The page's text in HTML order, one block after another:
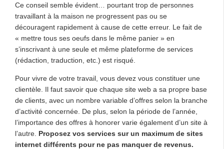
Ce conseil semble évident… pourtant trop de personnes
travaillant à la maison ne progressent pas ou se
découragent rapidement à cause de cette erreur. Le fait de
« mettre tous ses oeufs dans le même panier » en
s’inscrivant à une seule et même plateforme de services
(rédaction, traduction, etc.) est risqué.
Pour vivre de votre travail, vous devez vous constituer une
clientèle. Il faut savoir que chaque site web a sa propre base
de clients, avec un nombre variable d’offres selon la branche
d’activité concernée. De plus, selon la période de l’année,
l’importance des offres à honorer varie également d’un site à
l’autre. Proposez vos services sur un maximum de sites
internet différents pour ne pas manquer de revenus.